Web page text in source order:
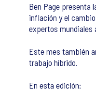
Ben Page presenta
inflación y el
expertos mundiales
Este mes también
trabajo híbrido.
En esta edición: